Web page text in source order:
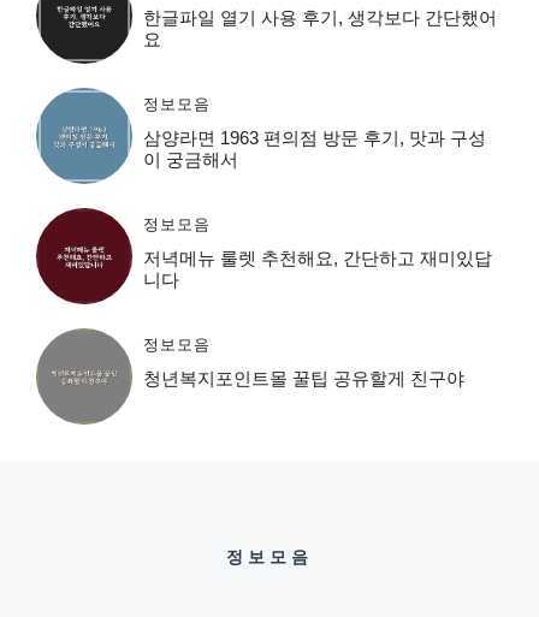
한글파일 열기 사용 후기, 생각보다 간단했어
요
정보모음
삼양라면 1963 편의점 방문 후기, 맛과 구성
이 궁금해서
정보모음
저녁메뉴 룰렛 추천해요, 간단하고 재미있답
니다
정보모음
청년복지포인트몰 꿀팁 공유할게 친구야
정보모음